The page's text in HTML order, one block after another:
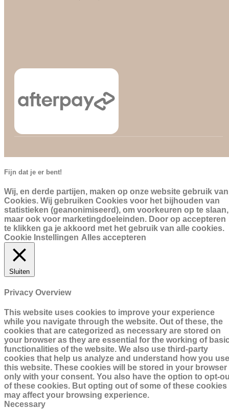
Fijn dat je er bent!
Wij, en derde partijen, maken op onze website gebruik van
Cookies. Wij gebruiken Cookies voor het bijhouden van
statistieken (geanonimiseerd), om voorkeuren op te slaan,
maar ook voor marketingdoeleinden. Door op accepteren
te klikken ga je akkoord met het gebruik van alle cookies.
Cookie Instellingen Alles accepteren
Sluiten
Privacy Overview
This website uses cookies to improve your experience
while you navigate through the website. Out of these, the
cookies that are categorized as necessary are stored on
your browser as they are essential for the working of
functionalities of the website. We also use third-party
cookies that help us analyze and understand how you use
this website. These cookies will be stored in your browser
only with your consent. You also have the option to opt-
of these cookies. But opting out of some of these cookies
may affect your browsing experience.
Necessary